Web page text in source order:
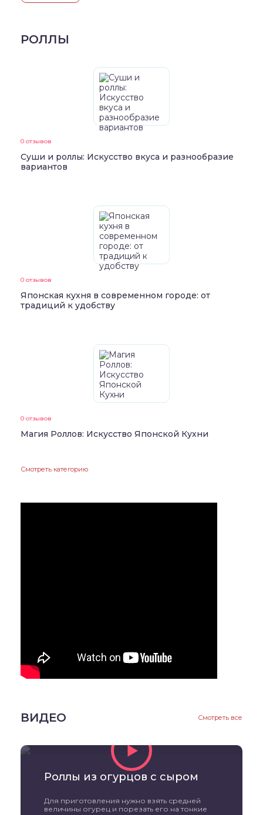
РОЛЛЫ
0 отзывов
Суши и роллы: Искусство вкуса и разнообразие
вариантов
0 отзывов
Японская кухня в современном городе: от
традиций к удобству
0 отзывов
Магия Роллов: Искусство Японской Кухни
Смотреть категорию
ВИДЕО Смотреть все
Роллы из огурцов с сыром
Для приготовления нужно взять средней
величины огурец и порезать его на тонкие